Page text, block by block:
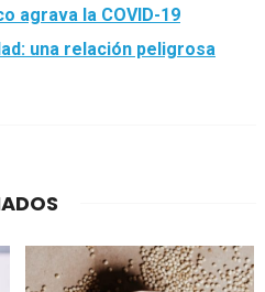
agrava la COVID-19
una relación peligrosa